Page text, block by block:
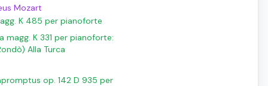
Mozart
K 485 per pianoforte
magg. K 331 per pianoforte:
Alla Turca
op. 142 D 935 per